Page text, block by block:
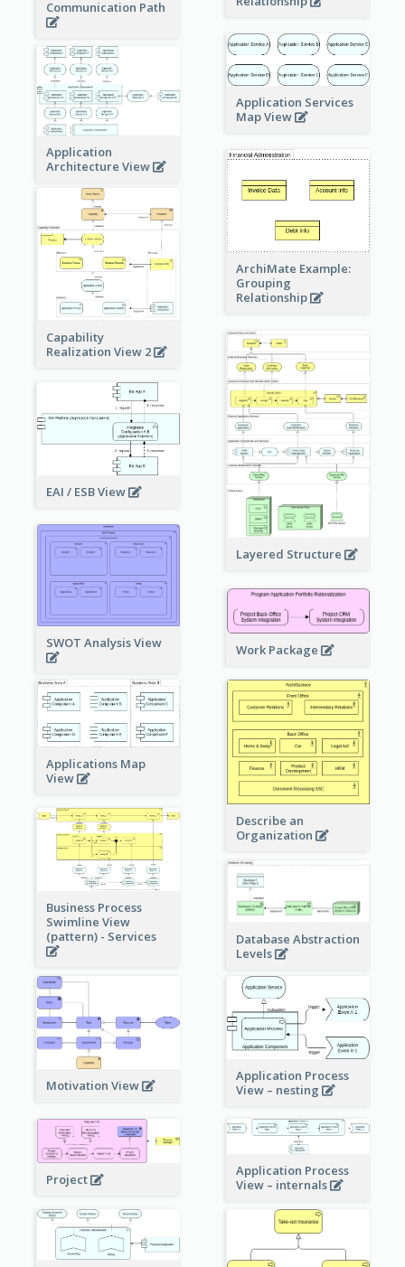
Communication Path
Application Services
Map View
Application
Architecture View
ArchiMate Example:
Grouping
Relationship
Capability
Realization View 2
Layered Structure
EAI / ESB View
SWOT Analysis View Work Package
Applications Map
View
Describe an
Organization
Business Process
Swimline View
(pattern) - Services
Database Abstraction
Levels
Motivation View
Application Process
View – nesting
Project
Application Process
View – internals